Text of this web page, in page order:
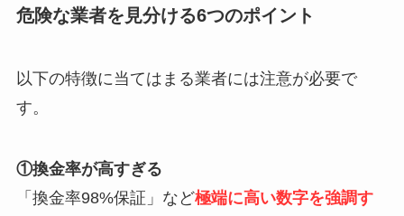
危険な業者を見分ける6つのポイント
以下の特徴に当てはまる業者には注意が必要で
す。
①換金率が高すぎる
「換金率98%保証」など極端に高い数字を強調す